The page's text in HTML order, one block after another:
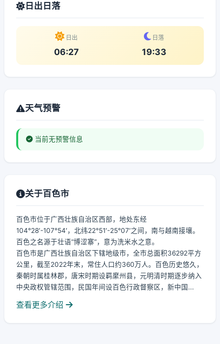
日出日落
日出
06:27
日落
19:33
天气预警
当前无预警信息
关于百色市
百色市位于广西壮族自治区西部，地处东经
104°28′-107°54′，北纬22°51′-25°07′之间，南与越南接壤。
百色之名源于壮语“博涩寨”，意为洗米水之意。
百色市是广西壮族自治区下辖地级市，全市总面积36292平方
公里，截至2022年末，常住人口约360万人。百色历史悠久，
秦朝时属桂林郡，唐宋时期设羁縻州县，元明清时期逐步纳入
中央政权管辖范围，民国年间设百色行政督察区，新中国...
查看更多介绍